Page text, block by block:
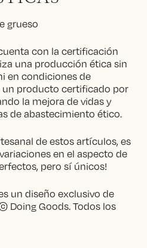
grueso
con la certificación
una producción ética sin
en condiciones de
producto certificado por
la mejora de vidas y
de abastecimiento ético.
de estos artículos, es
en el aspecto de
pero sí únicos!
un diseño exclusivo de
Doing Goods. Todos los